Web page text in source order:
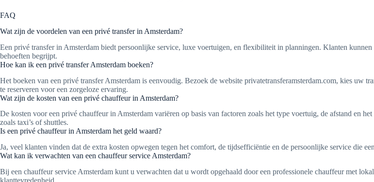
FAQ
Wat zijn de voordelen van een privé transfer in Amsterdam?
Een privé transfer in Amsterdam biedt persoonlijke service, luxe voertuigen, en flexibiliteit in planningen. Klanten
behoeften begrijpt.
Hoe kan ik een privé transfer Amsterdam boeken?
Het boeken van een privé transfer Amsterdam is eenvoudig. Bezoek de website privatetransferamsterdam.com, kies uw
te reserveren voor een zorgeloze ervaring.
Wat zijn de kosten van een privé chauffeur in Amsterdam?
De kosten voor een privé chauffeur in Amsterdam variëren op basis van factoren zoals het type voertuig, de afstand en
zoals taxi’s of shuttles.
Is een privé chauffeur in Amsterdam het geld waard?
Ja, veel klanten vinden dat de extra kosten opwegen tegen het comfort, de tijdsefficiëntie en de persoonlijke service die
Wat kan ik verwachten van een chauffeur service Amsterdam?
Bij een chauffeur service Amsterdam kunt u verwachten dat u wordt opgehaald door een professionele chauffeur met
klanttevredenheid.